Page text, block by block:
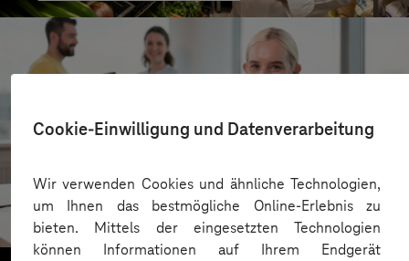
Cookie-Einwilligung und Datenverarbeitung
Wir verwenden Cookies und ähnliche Technologien,
um Ihnen das bestmögliche Online-Erlebnis zu
bieten. Mittels der eingesetzten Technologien
können Informationen auf Ihrem Endgerät
Kreis Bergstraße
KI für moderne Verwaltung